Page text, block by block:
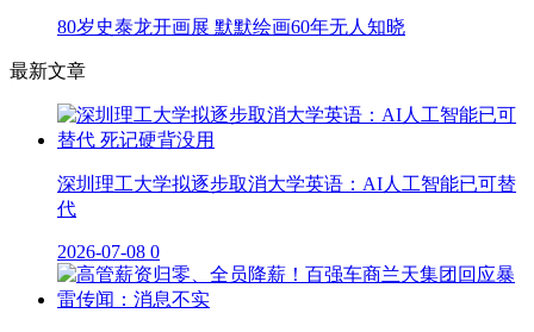
80岁史泰龙开画展 默默绘画60年无人知晓
最新文章
深圳理工大学拟逐步取消大学英语：AI人工智能已可替
代
2026-07-08 0